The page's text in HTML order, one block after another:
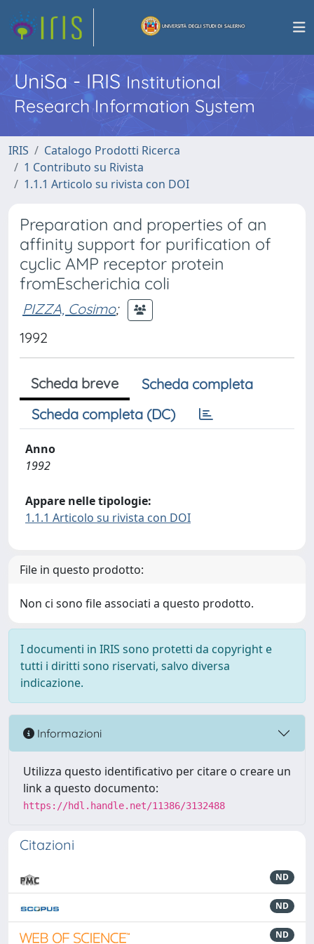
UniSa - IRISInstitutional
Research Information System
IRIS
Catalogo Prodotti Ricerca
1 Contributo su Rivista
1.1.1 Articolo su rivista con DOI
Preparation and properties of an
affinity support for purification of
cyclic AMP receptor protein
fromEscherichia coli
PIZZA, Cosimo;
1992
Scheda breve
Scheda completa
Scheda completa (DC)
Anno
1992
Appare nelle tipologie:
1.1.1 Articolo su rivista con DOI
File in questo prodotto:
Non ci sono file associati a questo prodotto.
I documenti in IRIS sono protetti da copyright e
tutti i diritti sono riservati, salvo diversa
indicazione.
Informazioni
Utilizza questo identificativo per citare o creare un
link a questo documento:
https://hdl.handle.net/11386/3132488
Citazioni
ND
ND
ND